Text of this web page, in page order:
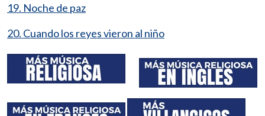
19. Noche de paz
20. Cuando los reyes vieron al niño